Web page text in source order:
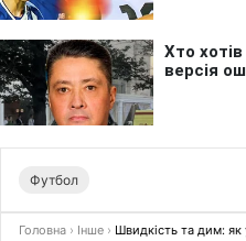
Футбол
Головна › Інше › Швидкість та дим: